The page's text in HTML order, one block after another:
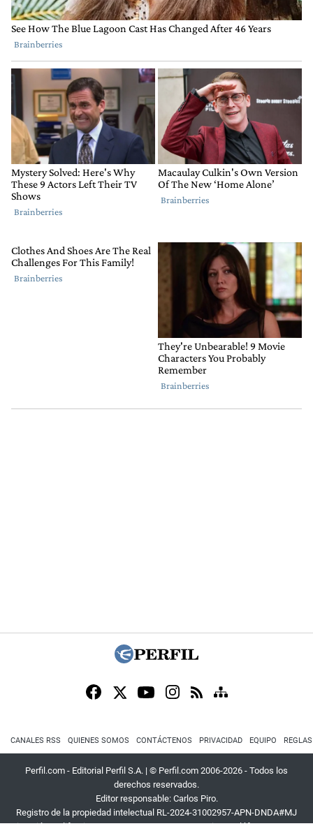
CANALES RSS QUIENES SOMOS CONTÁCTENOS PRIVACIDAD EQUIPO
Perfil.com - Editorial Perfil S.A. | © Perfil.com 2006-2026 - Todos los
derechos reservados.
Editor responsable: Carlos Piro.
Registro de la propiedad intelectual RL-2024-31002957-APN-DNDA#MJ
Dirección:California 2715,C1289ABI,CABA, Argentina| Teléfono:+54 9 11